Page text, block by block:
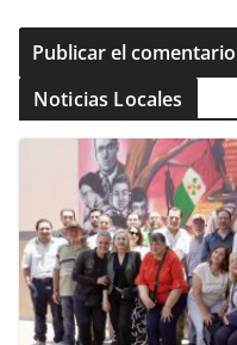
Noticias Locales